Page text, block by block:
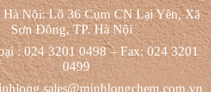
Hà Nội: Lô 36 Cụm CN Lại Yên, Xã
Sơn Đông, TP. Hà Nội
: 024 3201 0498 – Fax: 024 3201
0499